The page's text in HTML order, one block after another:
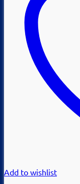
Add to wishlist